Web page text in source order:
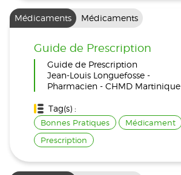
Médicaments Médicaments
Guide de Prescription
Guide de Prescription
Jean-Louis Longuefosse -
Pharmacien - CHMD Martinique
Tag(s) :
Bonnes Pratiques
Médicament
Prescription